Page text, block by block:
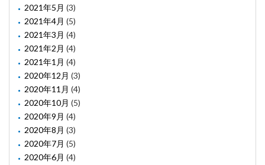
2021年5月 (3)
2021年4月 (5)
2021年3月 (4)
2021年2月 (4)
2021年1月 (4)
2020年12月 (3)
2020年11月 (4)
2020年10月 (5)
2020年9月 (4)
2020年8月 (3)
2020年7月 (5)
2020年6月 (4)